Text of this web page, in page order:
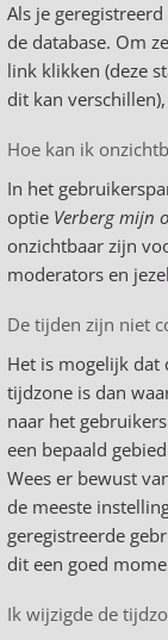
Als je
de database. Om
link klikken (deze
dit kan
Hoe kan ik
In het
optie Verberg mijn
onzichtbaar zijn
moderators en
De tijden zijn niet
Het is mogelijk dat
tijdzone is dan
naar het
een bepaald
Wees er bewust
de meeste
geregistreerde
dit een goed
Ik wijzigde de